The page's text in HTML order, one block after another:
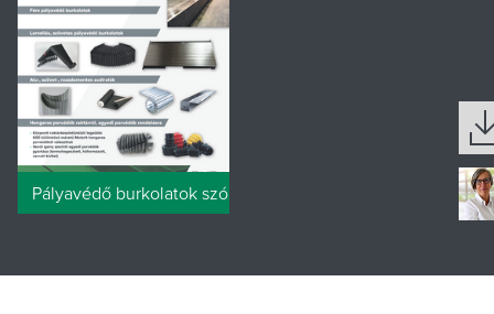
Pályavédő burkolatok szórólap